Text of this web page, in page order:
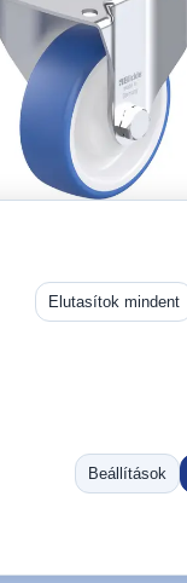
100KA-1
mm Teherbírás
Ugrás:
Rendezés:
Elutasítok mindent
Beállítások